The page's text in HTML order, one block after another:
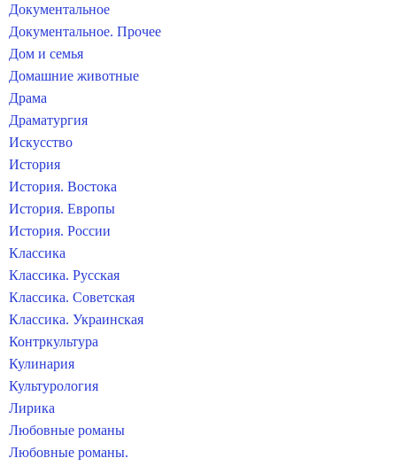
Документальное
Документальное. Прочее
Дом и семья
Домашние животные
Драма
Драматургия
Искусство
История
История. Востока
История. Европы
История. России
Классика
Классика. Русская
Классика. Советская
Классика. Украинская
Контркультура
Кулинария
Культурология
Лирика
Любовные романы
Любовные романы.